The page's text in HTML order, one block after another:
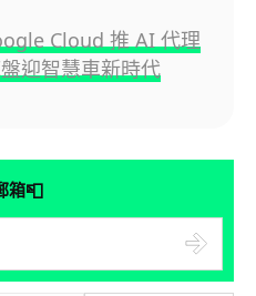
Cloud 推 AI 代理
迎智慧車新時代
箱📮